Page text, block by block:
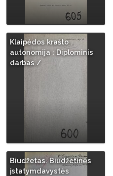
Klaipėdos krašto
autonomija : Diplominis
darbas /
Biudžetas. Biudžetinės
įstatymdavystės